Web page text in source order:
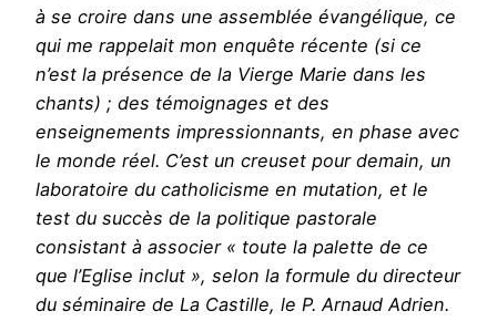
à se croire dans une assemblée évangélique, ce
qui me rappelait mon enquête récente (si ce
n’est la présence de la Vierge Marie dans les
chants) ; des témoignages et des
enseignements impressionnants, en phase avec
le monde réel. C’est un creuset pour demain, un
laboratoire du catholicisme en mutation, et le
test du succès de la politique pastorale
consistant à associer « toute la palette de ce
que l’Eglise inclut », selon la formule du directeur
du séminaire de La Castille, le P. Arnaud Adrien.